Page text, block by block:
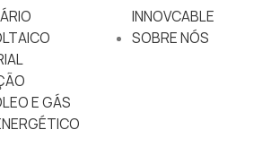
E GÁS
INNOVCABLE
SOBRE NÓS